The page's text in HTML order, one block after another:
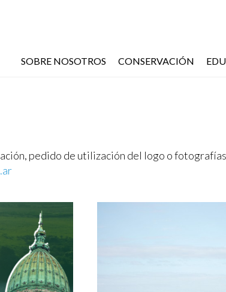
SOBRE NOSOTROS CONSERVACIÓN
pedido de utilización del logo o